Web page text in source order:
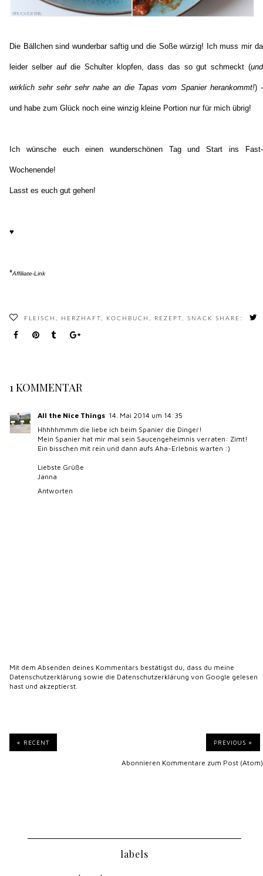
Die Bällchen sind wunderbar saftig und die Soße würzig! Ich muss mir da
leider selber auf die Schulter klopfen, dass das so gut schmeckt (und
wirklich sehr sehr sehr nahe an die Tapas vom Spanier herankommt!) -
und habe zum Glück noch eine winzig kleine Portion nur für mich übrig!
Ich wünsche euch einen wunderschönen Tag und Start ins Fast-
Wochenende!
Lasst es euch gut gehen!
♥
*Affiliate-Link
FLEISCH HERZHAFT KOCHBUCH REZEPT SNACK SHARE:
1 KOMMENTAR
All the Nice Things 14. Mai 2014 um 14:35
Hhhhhmmm die liebe ich beim Spanier die Dinger!
Mein Spanier hat mir mal sein Saucengeheimnis verraten: Zimt!
Ein bisschen mit rein und dann aufs Aha-Erlebnis warten :)
Liebste Grüße
Janna
Antworten
Mit dem Absenden deines Kommentars bestätigst du, dass du meine
Datenschutzerklärung sowie die Datenschutzerklärung von Google gelesen
hast und akzeptierst.
« RECENT PREVIOUS »
Abonnieren Kommentare zum Post (Atom)
labels